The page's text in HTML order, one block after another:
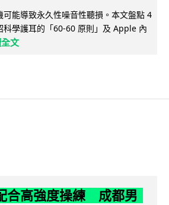
能導致永久性噪音性聽損。本文盤點 4
科學護耳的「60-60 原則」及 Apple 內
文
合高強度操練 成都男